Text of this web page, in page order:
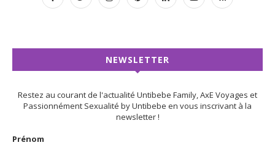
NEWSLETTER
Restez au courant de l'actualité Untibebe Family, AxE Voyages et
Passionnément Sexualité by Untibebe en vous inscrivant à la
newsletter !
Prénom